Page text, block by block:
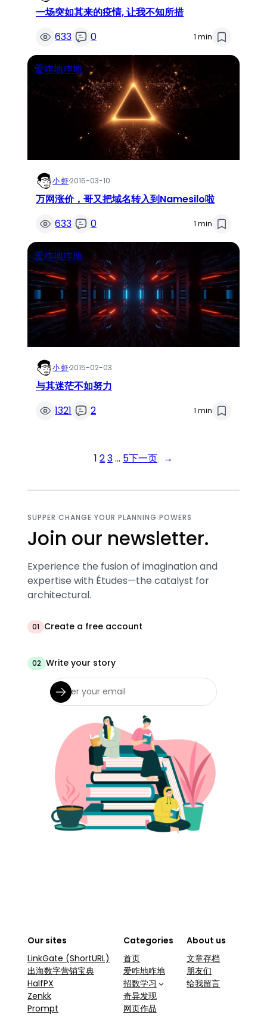
一场突如其来的疫情, 让我不知所措
633
0 1 min
爱咋地咋地
小 虾·2016-03-10
万网涨价，哥又把域名转入到Namesilo啦
633
0 1 min
爱咋地咋地
小 虾·2015-02-03
与其迷茫不如努力
1321
2 1 min
1 23… 5下一页 →
SUPPER CHANGE YOUR PLANNING POWERS
Join our newsletter.
Experience the fusion of imagination and
expertise with Études—the catalyst for
architectural.
01 Create a free account
02 Write your story
Our sites
LinkGate (ShortURL)
出海数字营销宝典
HalfPX
Zenkk
Prompt
Categories
首页
爱咋地咋地
招数学习
奇异发现
网页作品
About us
文章存档
朋友们
给我留言